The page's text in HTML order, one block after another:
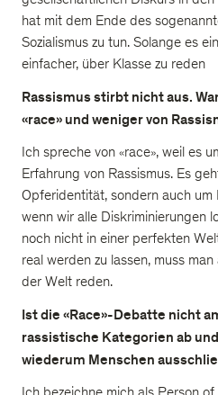
hat mit dem Ende des
Sozialismus zu tun. Solange es
einfacher, über Klasse zu reden
Rassismus stirbt nicht aus.
«race» und weniger von
Ich spreche von «race», weil es
Erfahrung von Rassismus. Es
Opferidentität, sondern auch um
wenn wir alle Diskriminierungen
noch nicht in einer perfekten
real werden zu lassen, muss
der Welt reden.
Ist die «Race»-Debatte nicht
rassistische Kategorien ab
wiederum Menschen